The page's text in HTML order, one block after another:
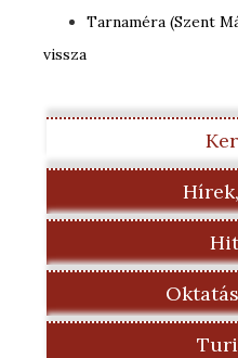
Tarnaméra (Szent
vissza